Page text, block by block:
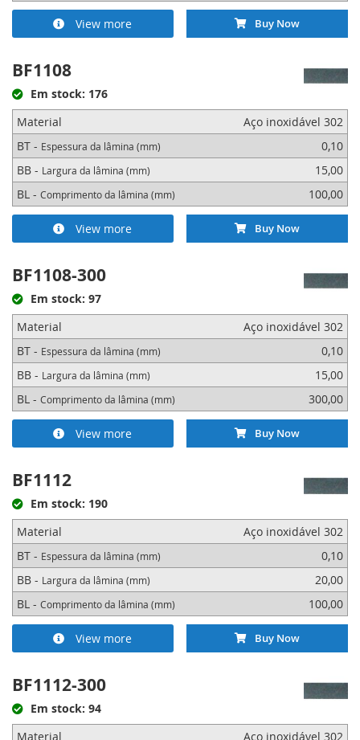
View more Buy Now
BF1108
Em stock: 176
Material
Aço inoxidável 302
BT - Espessura da lâmina (mm)
0,10
BB - Largura da lâmina (mm)
15,00
BL - Comprimento da lâmina (mm) 100,00
View more Buy Now
BF1108-300
Em stock: 97
Material
Aço inoxidável 302
BT - Espessura da lâmina (mm)
0,10
BB - Largura da lâmina (mm)
15,00
BL - Comprimento da lâmina (mm) 300,00
View more Buy Now
BF1112
Em stock: 190
Material
Aço inoxidável 302
BT - Espessura da lâmina (mm)
0,10
BB - Largura da lâmina (mm)
20,00
BL - Comprimento da lâmina (mm) 100,00
View more Buy Now
BF1112-300
Em stock: 94
Material
Aço inoxidável 302